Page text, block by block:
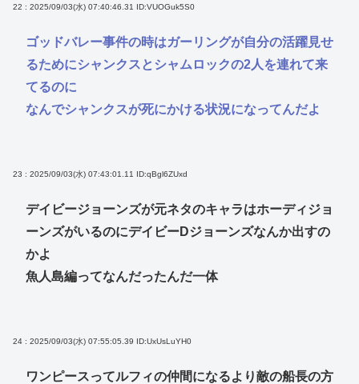
22 : 2025/09/03(水) 07:40:46.31 ID:VUOGuk5S0
ゴッドバレー事件の時はガーリングが自分の活躍見せ
るためにシャンクスとシャムロックの2人を連れて来
てるのに
なんでシャンクスが死にかける状況になってんだよ
23 : 2025/09/03(水) 07:43:01.11 ID:qBgl6ZUxd
デイビージョーンズが元ネタのキャラはホーディジョ
ーンズがいるのにデイビーDジョーンズなんか出すの
かよ
魚人島編ってなんだったんだ一体
24 : 2025/09/03(水) 07:55:05.39 ID:UxUsLuYH0
ワンピースってルフィの仲間になるより敵の船長の方